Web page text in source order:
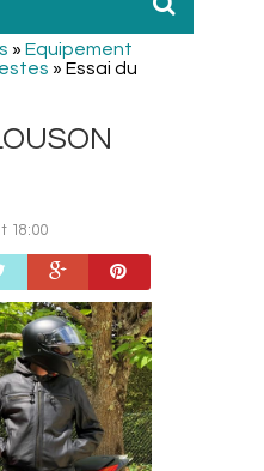
» Equipement
» Essai du
18:00